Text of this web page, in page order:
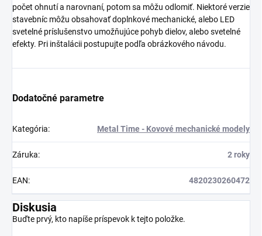
počet ohnutí a narovnaní, potom sa môžu odlomiť. Niektoré verzie
stavebníc môžu obsahovať doplnkové mechanické, alebo LED
svetelné príslušenstvo umožňujúce pohyb dielov, alebo svetelné
efekty. Pri inštalácii postupujte podľa obrázkového návodu.
Dodatočné parametre
Kategória: Metal Time - Kovové mechanické modely
Záruka: 2 roky
EAN: 4820230260472
Diskusia
Buďte prvý, kto napíše príspevok k tejto položke.